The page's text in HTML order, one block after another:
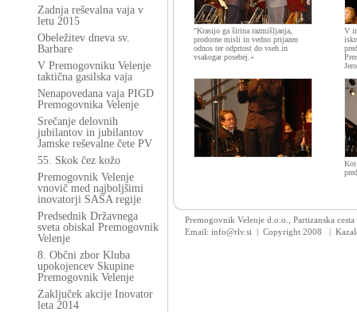
Zadnja reševalna vaja v
letu 2015
Obeležitev dneva sv.
Barbare
V Premogovniku Velenje
taktična gasilska vaja
Nenapovedana vaja PIGD
Premogovnika Velenje
Srečanje delovnih
jubilantov in jubilantov
Jamske reševalne čete PV
55. Skok čez kožo
Premogovnik Velenje
vnovič med najboljšimi
inovatorji SAŠA regije
Predsednik Državnega
sveta obiskal Premogovnik
Velenje
8. Občni zbor Kluba
upokojencev Skupine
Premogovnik Velenje
Zaključek akcije Inovator
leta 2014
"Krasijo ga širina razmišljanja,
prodorne misli in vedno prijazen
odnos ter odprtost do vseh in
vsakogar posebej.«
V
Kot
Premogovnik Velenje d.o.o., Partizanska
Email: info@rlv.si | Copyright 2008
|